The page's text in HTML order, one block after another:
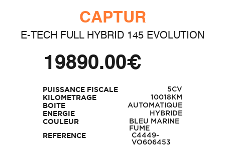
CAPTUR
E-TECH FULL HYBRID 145 EVOLUTION
19890.00€
PUISSANCE FISCALE 5CV
KILOMETRAGE 10018KM
BOITE AUTOMATIQUE
ENERGIE HYBRIDE
COULEUR
BLEU MARINE
FUME
REFERENCE
C4449-
VO606453